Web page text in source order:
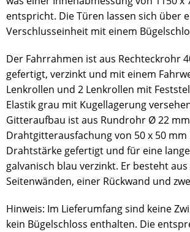
entspricht. Die Türen lassen sich über
Verschlusseinheit mit einem
Der Fahrrahmen ist aus Rechteckrohr
gefertigt, verzinkt und mit einem
Lenkrollen und 2 Lenkrollen mit
Elastik grau mit Kugellagerung
Gitteraufbau ist aus Rundrohr Ø 22
Drahtgitterausfachung von 50 x 50 mm
Drahtstärke gefertigt und für eine
galvanisch blau verzinkt. Er besteht aus
Seitenwänden, einer Rückwand und
Hinweis: Im Lieferumfang sind keine
kein Bügelschloss enthalten. Die